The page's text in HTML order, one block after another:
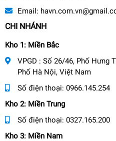
Email:
CHI NHÁNH
Kho 1: Miền Bắc
VPGD : Số 26/46, Phố Hưng
Phố Hà Nội, Việt Nam
Số điện thoại: 0966.145.254
Kho 2: Miền Trung
Số điện thoại: 0327.165.200
Kho 3: Miền Nam